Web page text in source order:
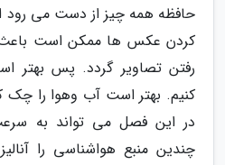
حافظه همه چیز از دست می
کردن عکس ها ممکن است باعث
رفتن تصاویر گردد. پس بهتر
کنیم. بهتر است آب وهوا را چک
در این فصل می تواند به
چندین منبع هواشناسی را